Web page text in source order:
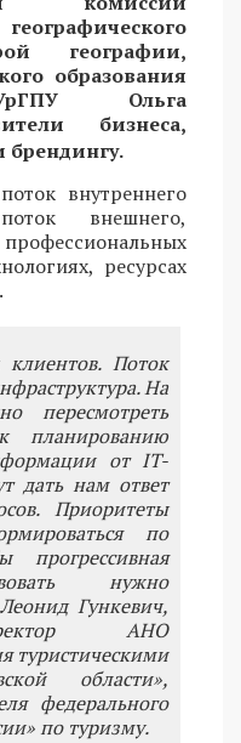
географии,
образования
Ольга
бизнеса,
брендингу.
внутреннего
внешнего,
ресурсах
Поток
На
пересмотреть
планированию
от IT-
дать нам ответ
Приоритеты
по
прогрессивная
нужно
Гункевич,
АНО
туристическими
области»,
федерального
по туризму.